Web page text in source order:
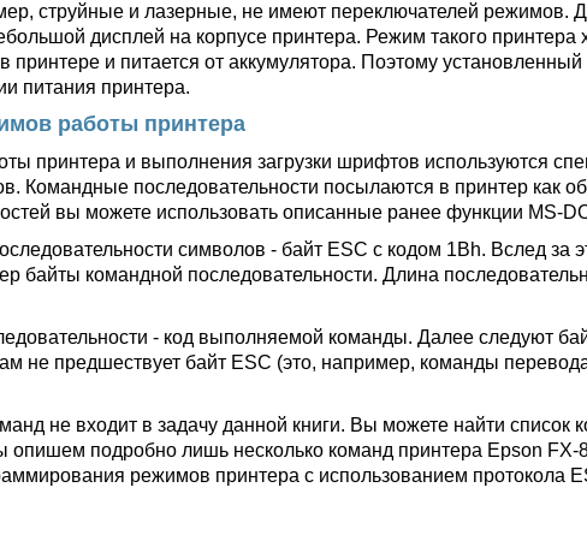
струйные и лазерные, не имеют переключателей режимов.
дисплей на корпусе принтера. Режим такого принтера
принтере и питается от аккумулятора. Поэтому
питания принтера.
работы принтера
принтера и выполнения загрузки шрифтов используются
Командные последовательности посылаются в принтер как
вы можете использовать описанные ранее функции MS-
символов - байт ESC с кодом 1Bh. Вслед за
байты командной последовательности. Длина
- код выполняемой команды. Далее следуют
не предшествует байт ESC (это, например, команды
не входит в задачу данной книги. Вы можете найти список
опишем подробно лишь несколько команд принтера Epson FX-
режимов принтера с использованием протокола